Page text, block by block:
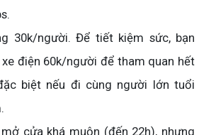
30k/người. Để tiết kiệm sức, bạn
xe điện 60k/người để tham quan hết
biệt nếu đi cùng người lớn tuổi
cửa khá muộn (đến 22h), nhưng